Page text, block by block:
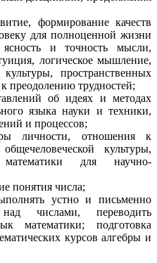
формирование качеств
для полноценной жизни
и точность мысли,
логическое мышление,
пространственных
преодолению трудностей;
об идеях и методах
языка науки и техники,
и процессов;
личности, отношения к
культуры,
для научно-
понятия числа;
устно и письменно
числами, переводить
математики; подготовка
курсов алгебры и